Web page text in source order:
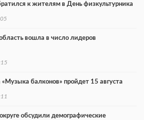
к жителям в День физкультурника
вошла в число лидеров
«Музыка балконов» пройдет 15 августа
обсудили демографические